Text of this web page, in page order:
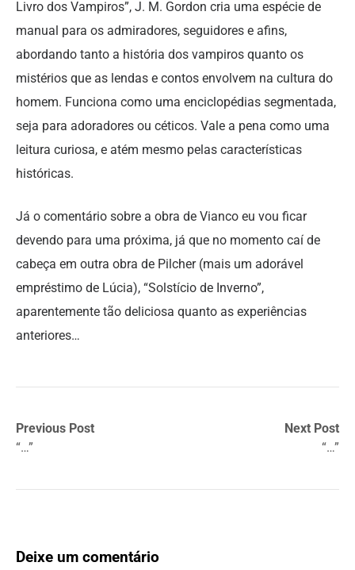
Livro dos Vampiros”, J. M. Gordon cria uma espécie de
manual para os admiradores, seguidores e afins,
abordando tanto a história dos vampiros quanto os
mistérios que as lendas e contos envolvem na cultura do
homem. Funciona como uma enciclopédias segmentada,
seja para adoradores ou céticos. Vale a pena como uma
leitura curiosa, e atém mesmo pelas características
históricas.
Já o comentário sobre a obra de Vianco eu vou ficar
devendo para uma próxima, já que no momento caí de
cabeça em outra obra de Pilcher (mais um adorável
empréstimo de Lúcia), “Solstício de Inverno”,
aparentemente tão deliciosa quanto as experiências
anteriores…
Previous Post
“…”
Next Post
“…”
Deixe um comentário